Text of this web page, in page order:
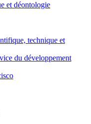
et déontologie
technique et
du développement